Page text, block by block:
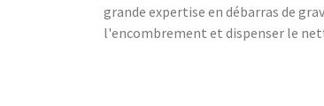
grande expertise en débarras de
l'encombrement et dispenser le